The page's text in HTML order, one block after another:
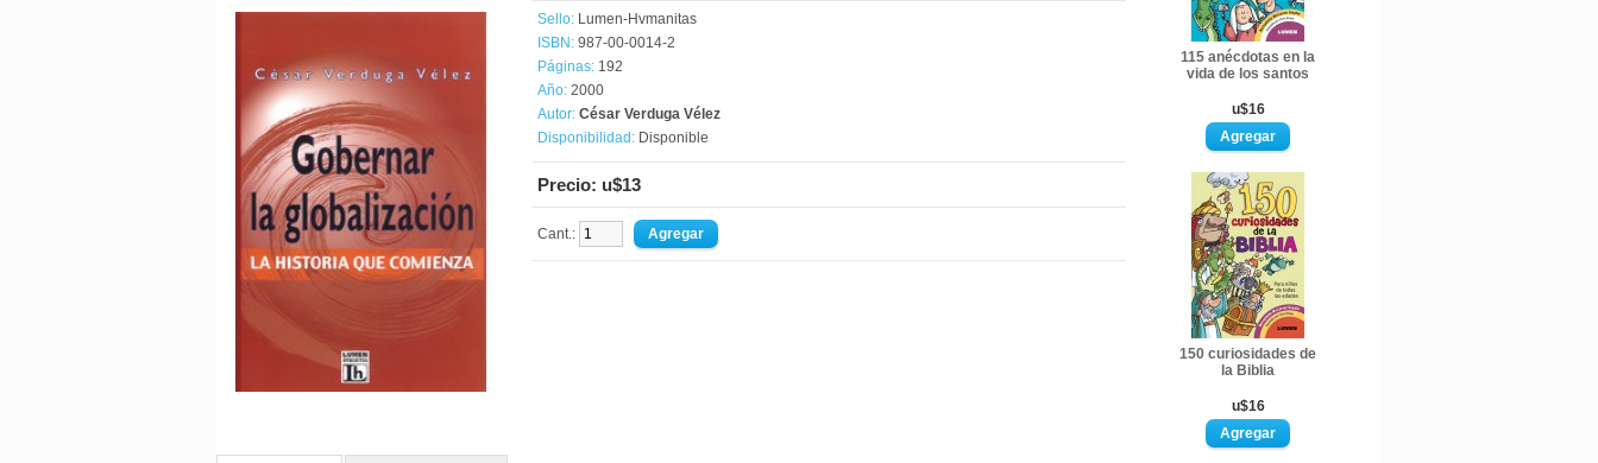
115 anécdotas en la
vida de los santos
u$16
150 curiosidades de
la Biblia
u$16
Sello: Lumen-Hvmanitas
ISBN: 987-00-0014-2
Páginas: 192
Año: 2000
Autor: César Verduga Vélez
Disponibilidad: Disponible
Precio: u$13
Cant.: